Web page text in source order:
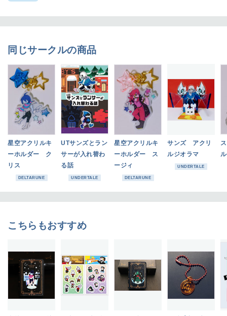
同じサークルの商品
星空アクリルキ
ーホルダー ク
リス
DELTARUNE
UTサンズとラン
サーが入れ替わ
る話
UNDERTALE
星空アクリルキ
ーホルダー ス
ージィ
DELTARUNE
サンズ アクリ
ルジオラマ
UNDERTALE
こちらもおすすめ